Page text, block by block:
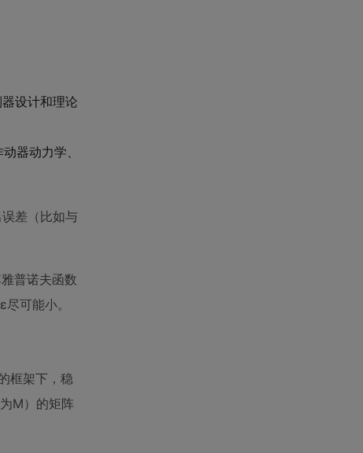
设计和理论
器动力学、
差（比如与
普诺夫函数
可能小。
框架下，稳
M）的矩阵